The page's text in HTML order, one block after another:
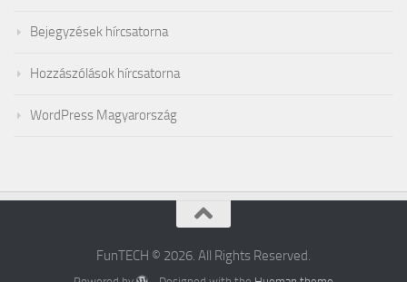
Bejegyzések hírcsatorna
Hozzászólások hírcsatorna
WordPress Magyarország
FunTECH © 2026. All Rights Reserved.